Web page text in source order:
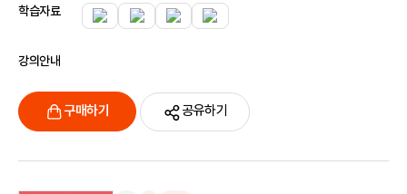
학습자료
강의안내
구매하기 공유하기